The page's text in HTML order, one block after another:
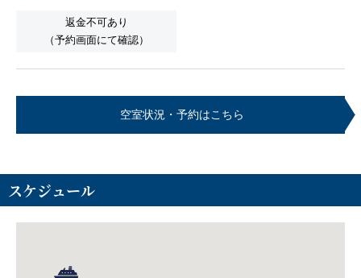
返金不可あり
（予約画面にて確認）
空室状況・予約はこちら
スケジュール